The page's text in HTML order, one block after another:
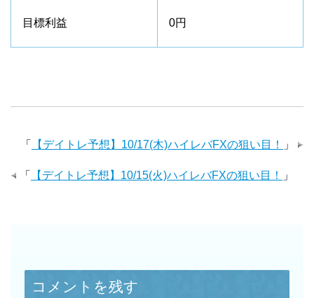
目標利益 0円
「 【デイトレ予想】10/17(木)ハイレバFXの狙い目！ 」
「 【デイトレ予想】10/15(火)ハイレバFXの狙い目！ 」
コメントを残す